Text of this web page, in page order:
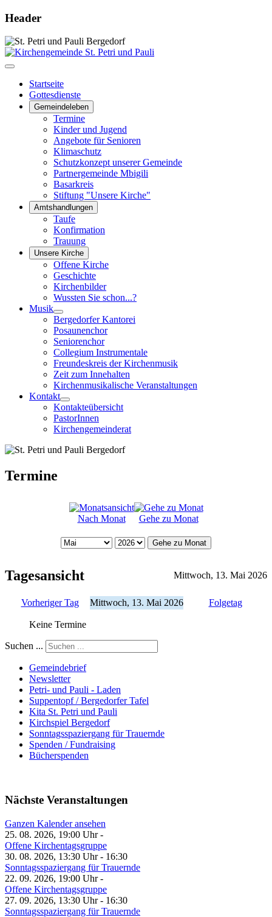
Header
Startseite
Gottesdienste
Gemeindeleben
Termine
Kinder und Jugend
Angebote für Senioren
Klimaschutz
Schutzkonzept unserer Gemeinde
Partnergemeinde Mbigili
Basarkreis
Stiftung "Unsere Kirche"
Amtshandlungen
Taufe
Konfirmation
Trauung
Unsere Kirche
Offene Kirche
Geschichte
Kirchenbilder
Wussten Sie schon...?
Musik
Bergedorfer Kantorei
Posaunenchor
Seniorenchor
Collegium Instrumentale
Freundeskreis der Kirchenmusik
Zeit zum Innehalten
Kirchenmusikalische Veranstaltungen
Kontakt
Kontakteübersicht
PastorInnen
Kirchengemeinderat
Termine
Nach Monat Gehe zu Monat
Gehe zu Monat
Tagesansicht Mittwoch, 13. Mai 2026
Vorheriger Tag Mittwoch, 13. Mai 2026 Folgetag
Keine Termine
Suchen ...
Gemeindebrief
Newsletter
Petri- und Pauli - Laden
Suppentopf / Bergedorfer Tafel
Kita St. Petri und Pauli
Kirchspiel Bergedorf
Sonntagsspaziergang für Trauernde
Spenden / Fundraising
Bücherspenden
Nächste Veranstaltungen
Ganzen Kalender ansehen
25. 08. 2026, 19:00 Uhr -
Offene Kirchentagsgruppe
30. 08. 2026, 13:30 Uhr - 16:30
Sonntagsspaziergang für Trauernde
22. 09. 2026, 19:00 Uhr -
Offene Kirchentagsgruppe
27. 09. 2026, 13:30 Uhr - 16:30
Sonntagsspaziergang für Trauernde